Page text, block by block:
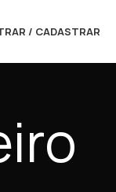
/ CADASTRAR